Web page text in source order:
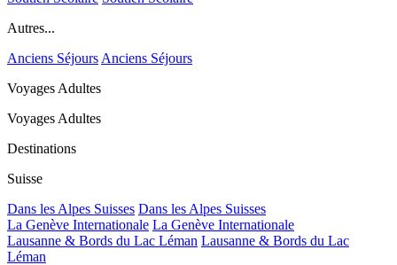
Autres...
Anciens Séjours Anciens Séjours
Voyages Adultes
Voyages Adultes
Destinations
Suisse
Dans les Alpes Suisses Dans les Alpes Suisses
La Genève Internationale La Genève Internationale
Lausanne & Bords du Lac Léman Lausanne & Bords du Lac
Léman